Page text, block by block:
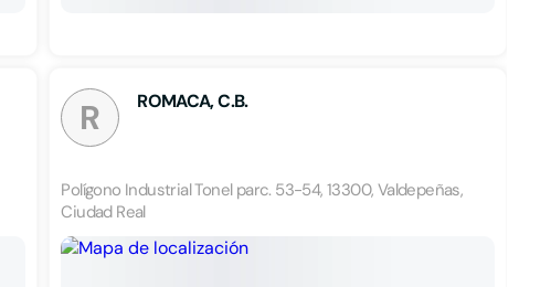
R ROMACA, C.B.
Polígono Industrial Tonel parc. 53-54, 13300, Valdepeñas,
Ciudad Real